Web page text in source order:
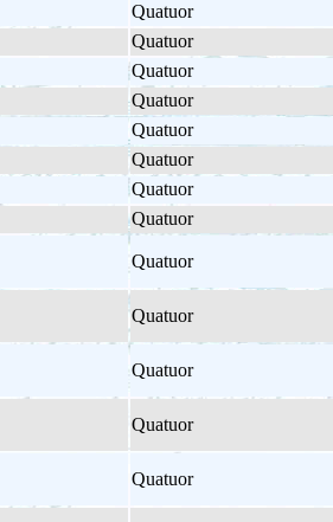
Quatuor
Quatuor
Quatuor
Quatuor
Quatuor
Quatuor
Quatuor
Quatuor
Quatuor
Quatuor
Quatuor
Quatuor
Quatuor